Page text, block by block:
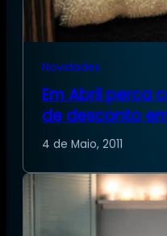
Novidades
Em Abril perca
de desconto
4 de Maio, 2011